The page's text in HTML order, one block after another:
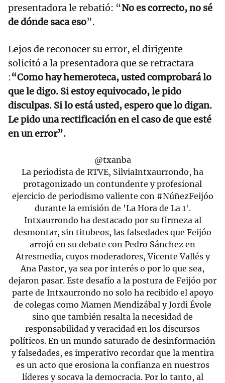
presentadora le rebatió: “No es correcto, no sé
de dónde saca eso”.
Lejos de reconocer su error, el dirigente
solicitó a la presentadora que se retractara
:“Como hay hemeroteca, usted comprobará lo
que le digo. Si estoy equivocado, le pido
disculpas. Si lo está usted, espero que lo digan.
Le pido una rectificación en el caso de que esté
en un error”.
@txanba
La periodista de RTVE, SilviaIntxaurrondo, ha
protagonizado un contundente y profesional
ejercicio de periodismo valiente con #NúñezFeijóo
durante la emisión de 'La Hora de La 1'.
Intxaurrondo ha destacado por su firmeza al
desmontar, sin titubeos, las falsedades que Feijóo
arrojó en su debate con Pedro Sánchez en
Atresmedia, cuyos moderadores, Vicente Vallés y
Ana Pastor, ya sea por interés o por lo que sea,
dejaron pasar. Este desafío a la postura de Feijóo por
parte de Intxaurrondo no solo ha recibido el apoyo
de colegas como Mamen Mendizábal y Jordi Évole
sino que también resalta la necesidad de
responsabilidad y veracidad en los discursos
políticos. En un mundo saturado de desinformación
y falsedades, es imperativo recordar que la mentira
es un acto que erosiona la confianza en nuestros
líderes y socava la democracia. Por lo tanto, al